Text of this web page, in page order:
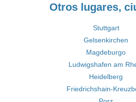
Otros lugares,
Stuttgart
Gelsenkirchen
Magdeburgo
Ludwigshafen am
Heidelberg
Friedrichshain-